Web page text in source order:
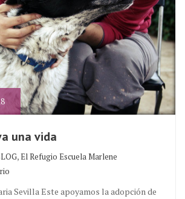
una vida
,El Refugio Escuela Marlene
Sevilla Este apoyamos la adopción de